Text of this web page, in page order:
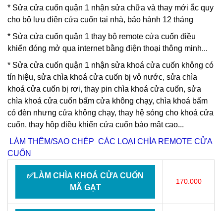
* Sửa cửa cuốn quận 1 nhận sửa chữa và thay mới ắc quy
cho bộ lưu điện cửa cuốn tại nhà, bảo hành 12 tháng
* Sửa cửa cuốn quận 1 thay bộ remote cửa cuốn điều
khiển đóng mở qua internet bằng điện thoại thông minh...
* Sửa cửa cuốn quận 1 nhận sửa khoá cửa cuốn không có
tín hiệu, sửa chìa khoá cửa cuốn bị vô nước, sửa chìa
khoá cửa cuốn bị rơi, thay pin chìa khoá cửa cuốn, sửa
chìa khoá cửa cuốn bấm cửa không chạy, chìa khoá bấm
có đèn nhưng cửa không chạy, thay hệ sóng cho khoá cửa
cuốn, thay hộp điều khiển cửa cuốn bảo mật cao...
LÀM THÊM/SAO CHÉP CÁC LOẠI CHÌA REMOTE CỬA
CUỐN
✅LÀM CHÌA KHOÁ CỬA CUỐN
MÃ GẠT
170.000